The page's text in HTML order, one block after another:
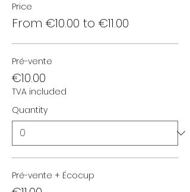
Price
From €10.00 to €11.00
Pré-vente
€10.00
TVA included
Quantity
Pré-vente + Écocup